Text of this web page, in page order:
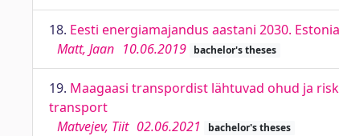
18. Eesti energiamajandus aastani 2030.
Matt, Jaan 10.06.2019 bachelor's theses
19. Maagaasi transpordist lähtuvad ohud ja
transport
Matvejev, Tiit 02.06.2021 bachelor's theses